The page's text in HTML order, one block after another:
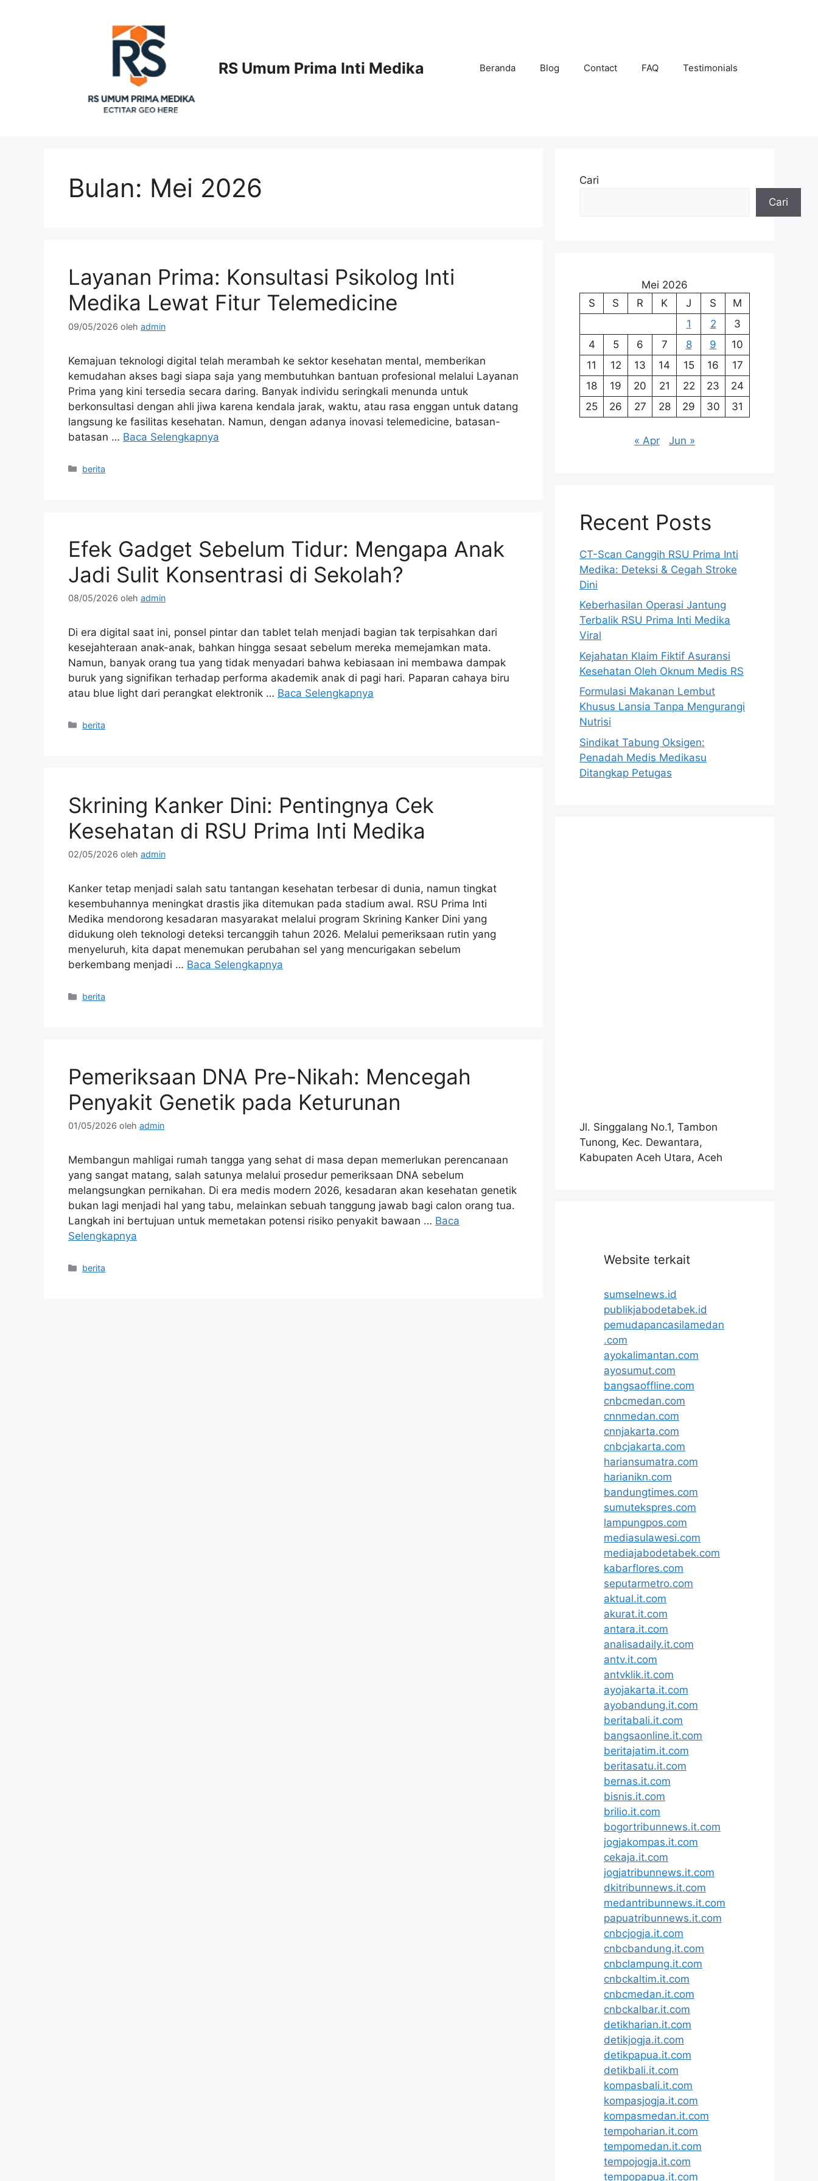
RS Umum Prima Inti Medika Beranda Blog Contact FAQ Testimonials
Bulan: Mei 2026
Layanan Prima: Konsultasi Psikolog Inti
Medika Lewat Fitur Telemedicine
09/05/2026 oleh admin
Kemajuan teknologi digital telah merambah ke sektor kesehatan mental, memberikan
kemudahan akses bagi siapa saja yang membutuhkan bantuan profesional melalui Layanan
Prima yang kini tersedia secara daring. Banyak individu seringkali menunda untuk
berkonsultasi dengan ahli jiwa karena kendala jarak, waktu, atau rasa enggan untuk datang
langsung ke fasilitas kesehatan. Namun, dengan adanya inovasi telemedicine, batasan-
batasan … Baca Selengkapnya
Kategori
berita
Efek Gadget Sebelum Tidur: Mengapa Anak
Jadi Sulit Konsentrasi di Sekolah?
08/05/2026 oleh admin
Di era digital saat ini, ponsel pintar dan tablet telah menjadi bagian tak terpisahkan dari
kesejahteraan anak-anak, bahkan hingga sesaat sebelum mereka memejamkan mata.
Namun, banyak orang tua yang tidak menyadari bahwa kebiasaan ini membawa dampak
buruk yang signifikan terhadap performa akademik anak di pagi hari. Paparan cahaya biru
atau blue light dari perangkat elektronik … Baca Selengkapnya
Kategori
berita
Skrining Kanker Dini: Pentingnya Cek
Kesehatan di RSU Prima Inti Medika
02/05/2026 oleh admin
Kanker tetap menjadi salah satu tantangan kesehatan terbesar di dunia, namun tingkat
kesembuhannya meningkat drastis jika ditemukan pada stadium awal. RSU Prima Inti
Medika mendorong kesadaran masyarakat melalui program Skrining Kanker Dini yang
didukung oleh teknologi deteksi tercanggih tahun 2026. Melalui pemeriksaan rutin yang
menyeluruh, kita dapat menemukan perubahan sel yang mencurigakan sebelum
berkembang menjadi … Baca Selengkapnya
Kategori
berita
Pemeriksaan DNA Pre-Nikah: Mencegah
Penyakit Genetik pada Keturunan
01/05/2026 oleh admin
Membangun mahligai rumah tangga yang sehat di masa depan memerlukan perencanaan
yang sangat matang, salah satunya melalui prosedur pemeriksaan DNA sebelum
melangsungkan pernikahan. Di era medis modern 2026, kesadaran akan kesehatan genetik
bukan lagi menjadi hal yang tabu, melainkan sebuah tanggung jawab bagi calon orang tua.
Langkah ini bertujuan untuk memetakan potensi risiko penyakit bawaan … Baca
Selengkapnya
Kategori
berita
Cari
Cari
Mei 2026
S
S R K J S
M
1
2
3
4
5 6 7 8 9
10
11
12 13 14 15 16
17
18
19 20 21 22 23
24
25
26 27 28 29 30 31
« Apr Jun »
Recent Posts
CT-Scan Canggih RSU Prima Inti
Medika: Deteksi & Cegah Stroke
Dini
Keberhasilan Operasi Jantung
Terbalik RSU Prima Inti Medika
Viral
Kejahatan Klaim Fiktif Asuransi
Kesehatan Oleh Oknum Medis RS
Formulasi Makanan Lembut
Khusus Lansia Tanpa Mengurangi
Nutrisi
Sindikat Tabung Oksigen:
Penadah Medis Medikasu
Ditangkap Petugas
Jl. Singgalang No.1, Tambon
Tunong, Kec. Dewantara,
Kabupaten Aceh Utara, Aceh
Website terkait
sumselnews.id
publikjabodetabek.id
pemudapancasilamedan
.com
ayokalimantan.com
ayosumut.com
bangsaoffline.com
cnbcmedan.com
cnnmedan.com
cnnjakarta.com
cnbcjakarta.com
hariansumatra.com
harianikn.com
bandungtimes.com
sumutekspres.com
lampungpos.com
mediasulawesi.com
mediajabodetabek.com
kabarflores.com
seputarmetro.com
aktual.it.com
akurat.it.com
antara.it.com
analisadaily.it.com
antv.it.com
antvklik.it.com
ayojakarta.it.com
ayobandung.it.com
beritabali.it.com
bangsaonline.it.com
beritajatim.it.com
beritasatu.it.com
bernas.it.com
bisnis.it.com
brilio.it.com
bogortribunnews.it.com
jogjakompas.it.com
cekaja.it.com
jogjatribunnews.it.com
dkitribunnews.it.com
medantribunnews.it.com
papuatribunnews.it.com
cnbcjogja.it.com
cnbcbandung.it.com
cnbclampung.it.com
cnbckaltim.it.com
cnbcmedan.it.com
cnbckalbar.it.com
detikharian.it.com
detikjogja.it.com
detikpapua.it.com
detikbali.it.com
kompasbali.it.com
kompasjogja.it.com
kompasmedan.it.com
tempoharian.it.com
tempomedan.it.com
tempojogja.it.com
tempopapua.it.com